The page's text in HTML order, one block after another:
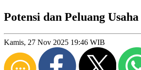
Potensi dan Peluang
Kamis, 27 Nov 2025 19:46 WIB